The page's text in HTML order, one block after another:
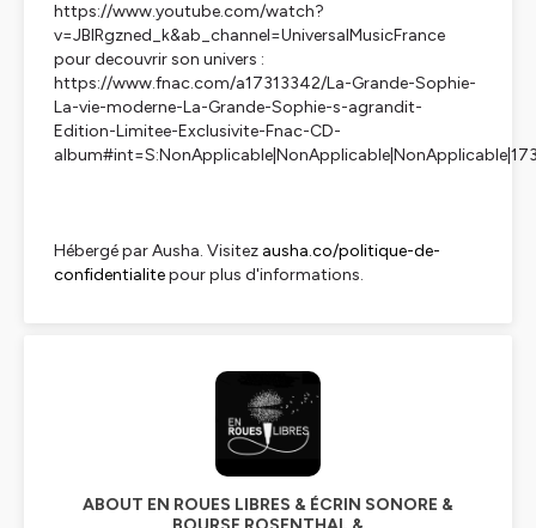
https://www.youtube.com/watch?
v=JBIRgzned_k&ab_channel=UniversalMusicFrance
pour decouvrir son univers :
https://www.fnac.com/a17313342/La-Grande-Sophie-
La-vie-moderne-La-Grande-Sophie-s-agrandit-
Edition-Limitee-Exclusivite-Fnac-CD-
Hébergé par Ausha. Visitez ausha.co/politique-de-
confidentialitepour plus d'informations.
ABOUT EN ROUES LIBRES & ÉCRIN SONORE &